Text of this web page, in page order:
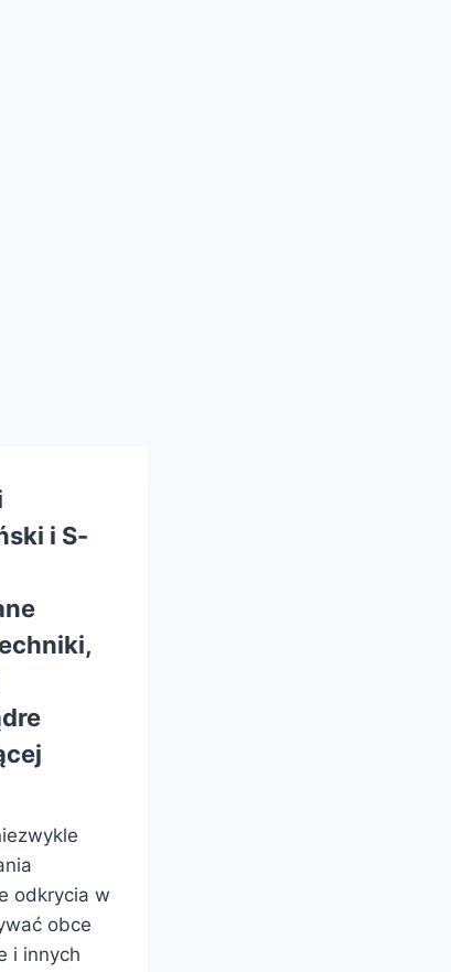
i S-
odkrycia w
obce
i innych